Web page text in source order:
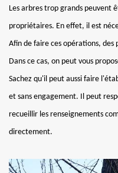
Les arbres trop grands peuvent
propriétaires. En effet, il est
Afin de faire ces opérations,
Dans ce cas, on peut vous
Sachez qu'il peut aussi faire
et sans engagement. Il peut
recueillir les renseignements
directement.